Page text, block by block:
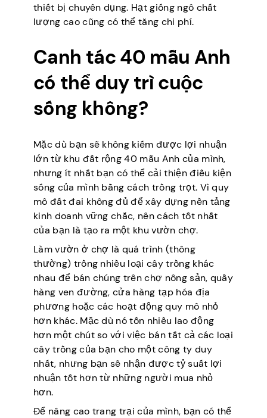
thiết bị chuyên dụng. Hạt giống ngô chất
lượng cao cũng có thể tăng chi phí.
Canh tác 40 mẫu Anh
có thể duy trì cuộc
sống không?
Mặc dù bạn sẽ không kiếm được lợi nhuận
lớn từ khu đất rộng 40 mẫu Anh của mình,
nhưng ít nhất bạn có thể cải thiện điều kiện
sống của mình bằng cách trồng trọt. Vì quy
mô đất đai không đủ để xây dựng nền tảng
kinh doanh vững chắc, nên cách tốt nhất
của bạn là tạo ra một khu vườn chợ.
Làm vườn ở chợ là quá trình (thông
thường) trồng nhiều loại cây trồng khác
nhau để bán chúng trên chợ nông sản, quầy
hàng ven đường, cửa hàng tạp hóa địa
phương hoặc các hoạt động quy mô nhỏ
hơn khác. Mặc dù nó tốn nhiều lao động
hơn một chút so với việc bán tất cả các loại
cây trồng của bạn cho một công ty duy
nhất, nhưng bạn sẽ nhận được tỷ suất lợi
nhuận tốt hơn từ những người mua nhỏ
hơn.
Để nâng cao trang trại của mình, bạn có thể